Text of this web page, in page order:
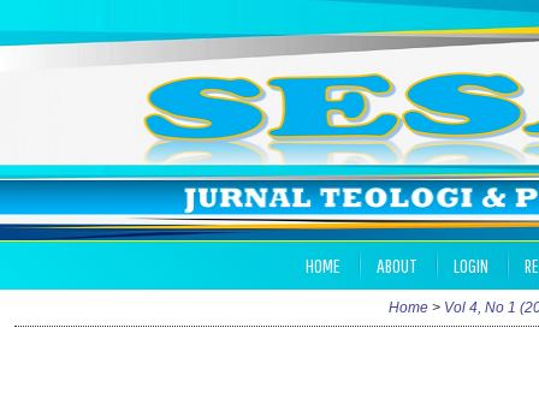
HOME ABOUT LOGIN
Home> Vol 4, No 1